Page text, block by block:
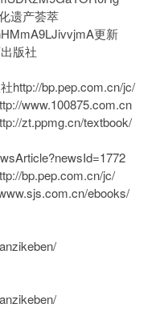
遗产荟萃
更新
版社
http://bp.pep.com.cn/jc/
www.100875.com.cn
zt.ppmg.cn/textbook/
bp.pep.com.cn/jc/
ebooks/